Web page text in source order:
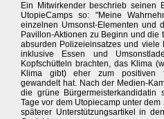
Ein Mitwirkender beschrieb
UtopieCamps so: "Meine
einzelnen Umsonst-Elementen und
Pavillon-Aktionen zu Beginn und die
absurden Polizeieinsatzes und viele
inklusive Essen und
Kopfschütteln brachten, das Klima
Klima gibt) eher zum positiven
gewandelt hat. Nach der Medien-
die grüne Bürgermeisterkandidatin
Tage vor dem Utopiecamp unter
späterer Unterstützungsartikel in